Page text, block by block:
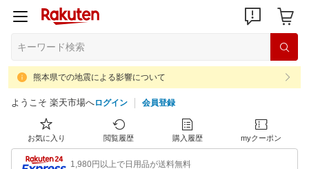
熊本県での地震による影響について
ようこそ 楽天市場へログイン 会員登録
お気に入り 閲覧履歴 購入履歴 myクーポン
1,980円以上で日用品が送料無料